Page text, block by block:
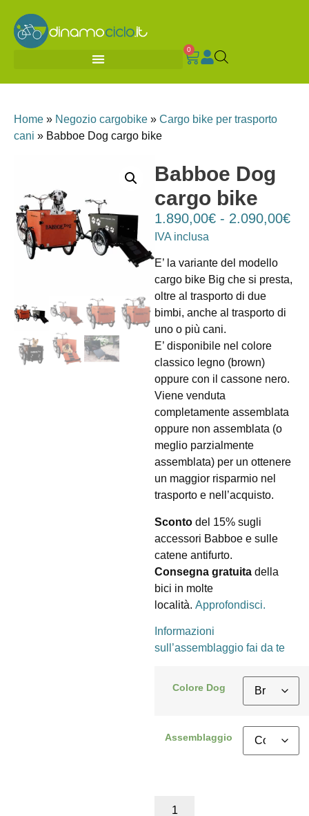
0
Home » Negozio cargobike » Cargo bike per trasporto
cani » Babboe Dog cargo bike
Babboe Dog
cargo bike
1.890,00€ - 2.090,00€
IVA inclusa
E’ la variante del modello
cargo bike Big che si presta,
oltre al trasporto di due
bimbi, anche al trasporto di
uno o più cani.
E’ disponibile nel colore
classico legno (brown)
oppure con il cassone nero.
Viene venduta
completamente assemblata
oppure non assemblata (o
meglio parzialmente
assemblata) per un ottenere
un maggior risparmio nel
trasporto e nell’acquisto.
Sconto del 15% sugli
accessori Babboe e sulle
catene antifurto.
Consegna gratuita della
bici in molte
località. Approfondisci.
Informazioni
sull’assemblaggio fai da te
Colore Dog
Assemblaggio